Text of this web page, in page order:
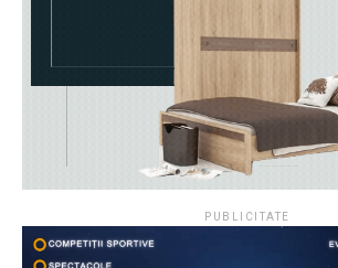
PUBLICITATE